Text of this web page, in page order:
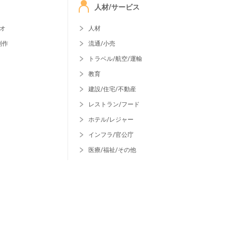
作
人材/サービス
人材
流通/小売
トラベル/航空/運輸
教育
建設/住宅/不動産
レストラン/フード
ホテル/レジャー
インフラ/官公庁
医療/福祉/その他